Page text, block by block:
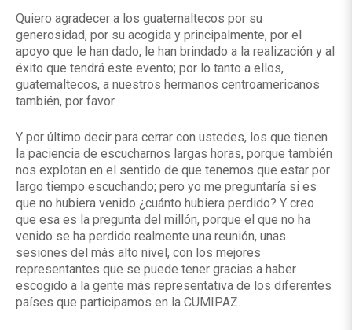
Quiero agradecer a los guatemaltecos por su
generosidad, por su acogida y principalmente, por el
apoyo que le han dado, le han brindado a la realización y al
éxito que tendrá este evento; por lo tanto a ellos,
guatemaltecos, a nuestros hermanos centroamericanos
también, por favor.
Y por último decir para cerrar con ustedes, los que tienen
la paciencia de escucharnos largas horas, porque también
nos explotan en el sentido de que tenemos que estar por
largo tiempo escuchando; pero yo me preguntaría si es
que no hubiera venido ¿cuánto hubiera perdido? Y creo
que esa es la pregunta del millón, porque el que no ha
venido se ha perdido realmente una reunión, unas
sesiones del más alto nivel, con los mejores
representantes que se puede tener gracias a haber
escogido a la gente más representativa de los diferentes
países que participamos en la CUMIPAZ.